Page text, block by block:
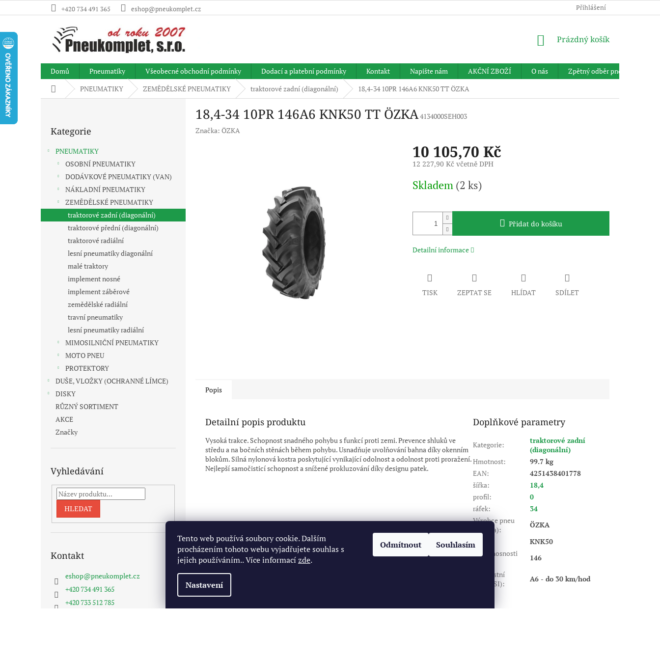
Tento web používá soubory cookie. Dalším
procházením tohoto webu vyjadřujete souhlas s
jejich používáním.. Více informacízde.
Nastavení
Odmítnout Souhlasím
na
+420 734 491 365 eshop@pneukomplet.cz Přihlášení
NÁKUPNÍ
Prázdný košík
Domů Pneumatiky Všeobecné obchodní podmínky Dodací a platební podmínky Kontakt Napište nám AKČNÍ ZBOŽÍ O nás
Zpětný odběr pneumatik
Domů PNEUMATIKY ZEMĚDĚLSKÉ PNEUMATIKY traktorové zadní (diagonální) 18,4-34 10PR 146A6 KNK50 TT ÖZKA
a
n
kategorie
Kategorie
PNEUMATIKY
OSOBNÍ PNEUMATIKY
DODÁVKOVÉ PNEUMATIKY (VAN)
NÁKLADNÍ PNEUMATIKY
ZEMĚDĚLSKÉ PNEUMATIKY
traktorové zadní (diagonální)
traktorové přední (diagonální)
traktorové radiální
lesní pneumatiky diagonální
malé traktory
implement nosné
implement záběrové
zemědělské radiální
travní pneumatiky
lesní pneumatiky radiální
MIMOSILNIČNÍ PNEUMATIKY
MOTO PNEU
PROTEKTORY
DUŠE, VLOŽKY (OCHRANNÉ LÍMCE)
DISKY
RŮZNÝ SORTIMENT
AKCE
Značky
Vyhledávání
HLEDAT
Kontakt
eshop@pneukomplet.cz
+420 734 491 365
+420 733 512 785
18,4-34 10PR 146A6 KNK50 TT ÖZKA4134000SEH003
Značka: ÖZKA
10 105,70 Kč
12 227,90 Kč včetně DPH
cena:
Skladem (2 ks)
Přidat do košíku
Detailní informace
TISK ZEPTAT SE HLÍDAT SDÍLET
Popis
Detailní popis produktu
Vysoká trakce. Schopnost snadného pohybu s funkcí proti zemi. Prevence shluků ve
středu a na bočních stěnách během pohybu. Usnadňuje uvolňování bahna díky okenním
blokům. Silná nylonová kostra poskytující vynikající odolnost a odolnost proti proražení.
Nejlepší samočisticí schopnost a snížené prokluzování díky designu patek.
Doplňkové parametry
Kategorie:
traktorové zadní
(diagonální)
Hmotnost:
99.7 kg
EAN:
4251438401778
šířka:
18,4
profil:
0
ráfek:
34
Výrobce pneu
(značka):
ÖZKA
Dezén
KNK50
Index nosnosti
146
Rychlostní
index (SI):
A6 - do 30 km/hod